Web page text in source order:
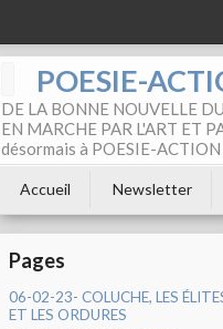
POESIE-
DE LA BONNE NOUVELLE
EN MARCHE PAR L'ART ET
désormais à POESIE-
Accueil Newsletter
Pages
06-02-23- COLUCHE, LES
ET LES ORDURES